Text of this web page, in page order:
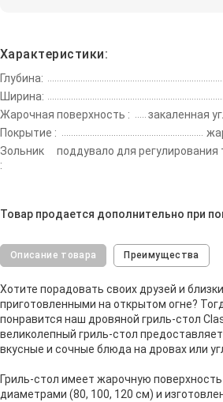
Характеристики:
Глубина:
Ширина:
Жарочная поверхность :
закаленная
Покрытие :
Зольник
:
поддувало для
Товар продается дополнительно при
Описание товара Преимущества
Хотите порадовать своих друзей и
приготовленными на открытом огне?
понравится наш дровяной гриль-стол
великолепный гриль-стол
вкусные и сочные блюда на дровах или
Гриль-стол имеет жарочную
диаметрами (80, 100, 120 см) и